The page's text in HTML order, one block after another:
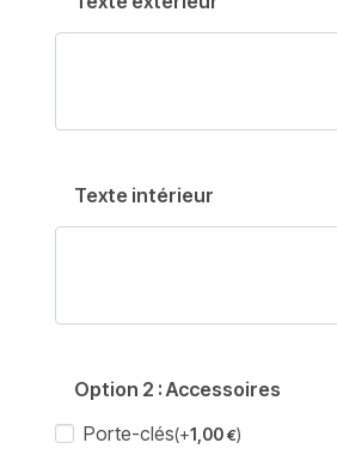
Texte intérieur
Option 2 : Accessoires
Porte-clés(+1,00€)